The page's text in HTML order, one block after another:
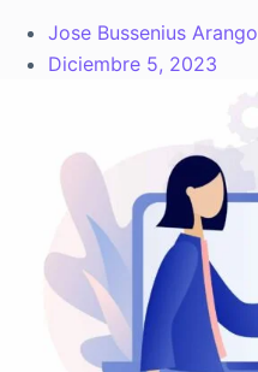
Jose Bussenius Arango
Diciembre 5, 2023